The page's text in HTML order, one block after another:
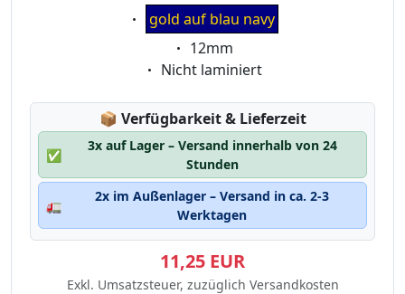
Eigenschaft:
gold auf blau navy
Eigenschaft:
12mm
Eigenschaft:
Nicht laminiert
📦 Lagerstatus:
Verfügbarkeit & Lieferzeit
✅
3x auf Lager – Versand innerhalb von 24
Stunden
🚛
2x im Außenlager – Versand in ca. 2-3
Werktagen
11,25 EUR
Exkl. Umsatzsteuer, zuzüglich Versandkosten